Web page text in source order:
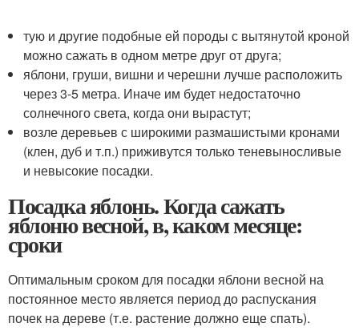
тую и другие подобные ей породы с вытянутой кроной
можно сажать в одном метре друг от друга;
яблони, груши, вишни и черешни лучше расположить
через 3-5 метра. Иначе им будет недостаточно
солнечного света, когда они вырастут;
возле деревьев с широкими размашистыми кронами
(клен, дуб и т.п.) приживутся только теневыносливые
и невысокие посадки.
Посадка яблонь. Когда сажать
яблоню весной, в, каком месяце:
сроки
Оптимальным сроком для посадки яблони весной на
постоянное место является период до распускания
почек на дереве (т.е. растение должно еще спать).